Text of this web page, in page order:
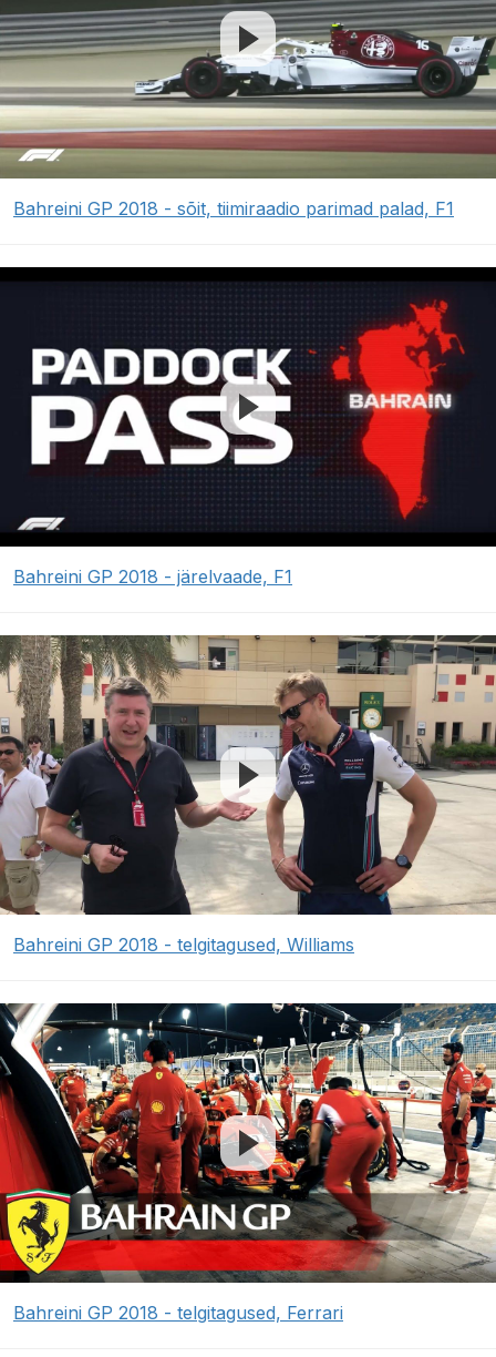
Bahreini GP 2018 - sõit, tiimiraadio parimad palad, F1
Bahreini GP 2018 - järelvaade, F1
Bahreini GP 2018 - telgitagused, Williams
Bahreini GP 2018 - telgitagused, Ferrari